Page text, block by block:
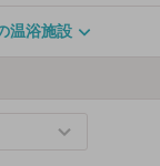
温浴施設